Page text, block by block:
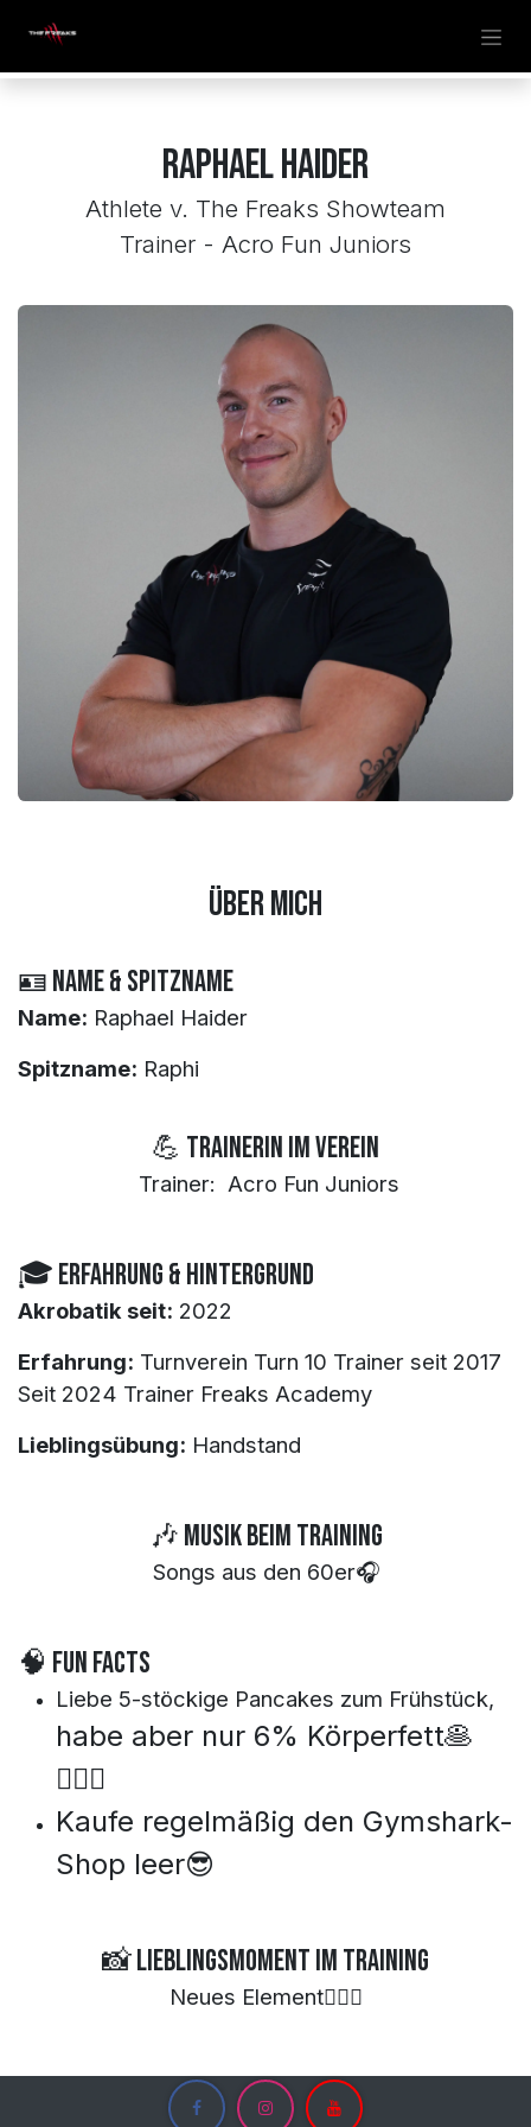
Raphael Haider
Athlete v. The Freaks Showteam
Trainer - Acro Fun Juniors
Über mich
🪪 Name & Spitzname
Name: Raphael Haider
Spitzname: Raphi
💪 TrainerIn im Verein
Trainer: Acro Fun Juniors
🎓 Erfahrung & Hintergrund
Akrobatik seit: 2022
Erfahrung: Turnverein Turn 10 Trainer seit 2017
Seit 2024 Trainer Freaks Academy
Lieblingsübung: Handstand
🎶 Musik beim Training
Songs aus den 60er🎧
🧠 Fun Facts
Liebe 5-stöckige Pancakes zum Frühstück,
habe aber nur 6% Körperfett🥞
🏋🏼‍♀️
Kaufe regelmäßig den Gymshark-
Shop leer😎
📸 Lieblingsmoment im Training
Neues Element🤸🏽‍♂️